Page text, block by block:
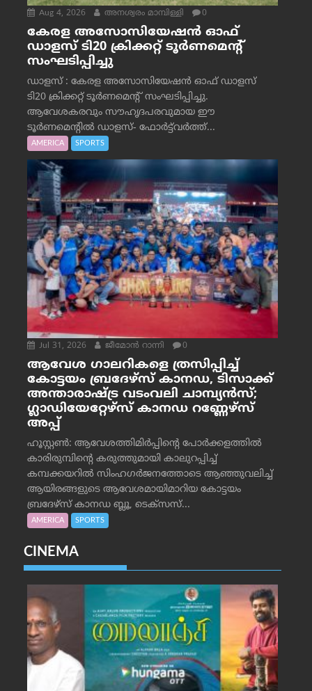
Aug 4, 2026 അനശ്വരം മാമ്പിള്ളി 0
കേരള അസോസിയേഷൻ ഓഫ്
ഡാളസ് ടി20 ക്രിക്കറ്റ് ടൂർണമെന്റ്
സംഘടിപ്പിച്ചു
ഡാളസ് : കേരള അസോസിയേഷൻ ഓഫ് ഡാളസ്
ടി20 ക്രിക്കറ്റ് ടൂർണമെന്റ് സംഘടിപ്പിച്ചു.
ആവേശകരവും സൗഹൃദപരവുമായ ഈ
ടൂർണമെന്റിൽ ഡാളസ്- ഫോർട്ട്‌വര്‍ത്ത്...
AMERICA SPORTS
Jul 31, 2026 ജീമോന്‍ റാന്നി 0
ആവേശ ഗാലറികളെ ത്രസിപ്പിച്ച്
കോട്ടയം ബ്രദേഴ്‌സ് കാനഡ, ടിസാക്ക്
അന്താരാഷ്ട്ര വടംവലി ചാമ്പ്യന്‍സ്;
ഗ്ലാഡിയേറ്റേഴ്‌സ് കാനഡ റണ്ണേഴ്‌സ്
അപ്പ്
ഹൂസ്റ്റണ്‍: ആവേശത്തിമിര്‍പ്പിന്റെ പോര്‍ക്കളത്തില്‍
കാരിരുമ്പിന്റെ കരുത്തുമായി കാലുറപ്പിച്ച്
കമ്പക്കയറില്‍ സിംഹഗര്‍ജനത്തോടെ ആഞ്ഞുവലിച്ച്
ആയിരങ്ങളുടെ ആവേശമായിമാറിയ കോട്ടയം
ബ്രദേഴ്‌സ് കാനഡ ബ്ലൂ, ടെക്‌സസ്...
AMERICA SPORTS
CINEMA